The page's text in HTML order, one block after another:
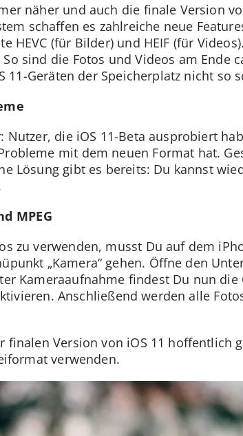
näher und auch die finale Version
schaffen es zahlreiche neue
HEVC (für Bilder) und HEIF (für
sind die Fotos und Videos am Ende
11-Geräten der Speicherplatz nicht so
die iOS 11-Beta ausprobiert
mit dem neuen Format hat.
Lösung gibt es bereits: Du kannst
MPEG
zu verwenden, musst Du auf dem
„Kamera“ gehen. Öffne den
Kameraaufnahme findest Du nun
Anschließend werden alle
Version von iOS 11 hoffentlich
verwenden.